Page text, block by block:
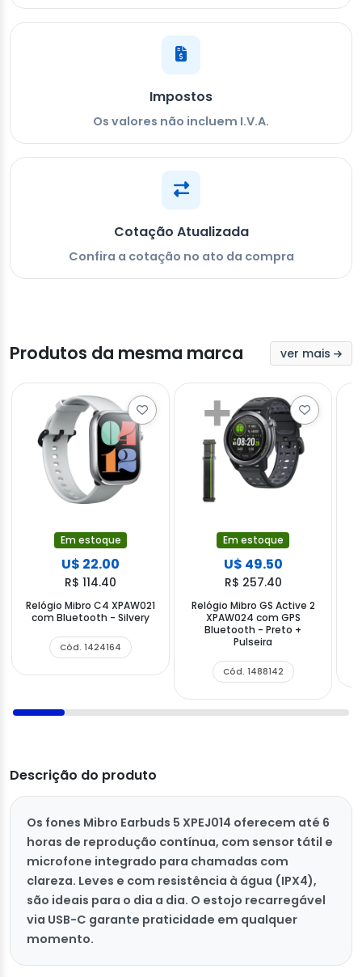
Impostos
Os valores não incluem I.V.A.
Cotação Atualizada
Confira a cotação no ato da compra
Produtos da mesma marca ver mais
Em estoque
U$ 22.00
R$ 114.40
Relógio Mibro C4 XPAW021
com Bluetooth - Silvery
Cód. 1424164
Em estoque
U$ 49.50
R$ 257.40
Relógio Mibro GS Active 2
XPAW024 com GPS
Bluetooth - Preto +
Pulseira
Cód. 1488142
Descrição do produto
Os fones Mibro Earbuds 5 XPEJ014 oferecem até 6
horas de reprodução contínua, com sensor tátil e
microfone integrado para chamadas com
clareza. Leves e com resistência à água (IPX4),
são ideais para o dia a dia. O estojo recarregável
via USB-C garante praticidade em qualquer
momento.